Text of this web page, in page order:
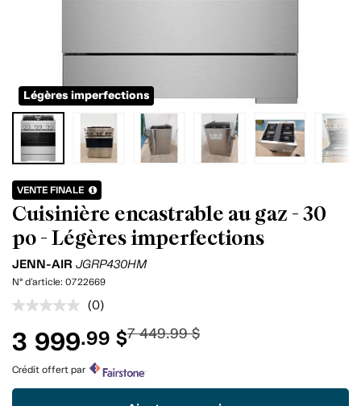
Légères imperfections
VENTE FINALE
Cuisinière encastrable au gaz - 30
po - Légères imperfections
JENN-AIR JGRP430HM
N° d'article: 0722669
Aucune
pour
ce
produit.
Lien
vers
(0)
3 999.99 $7 449.99 $
Crédit offert par